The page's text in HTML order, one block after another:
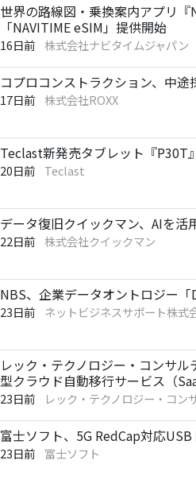
世界の路線図・乗換案内アプリ
「NAVITIME eSIM」提供開始
16日前 株式会社ナビタイムジャパン
コプロコンストラクション、中
17日前 株式会社ROXX
Teclast新発売タブレット『P30T
20日前 Teclast
データ復旧クイックマン、AIを
22日前 株式会社クイックマン
NBS、企業データオントロジー「
23日前 ネットビジネスサポート株式
レック・テクノロジー・コンサ
型クラウド自動移行サービス（
23日前 レック・テクノロジー・コン
富士ソフト、5G RedCap対応
23日前 富士ソフト